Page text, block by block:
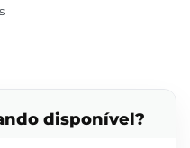
disponível?